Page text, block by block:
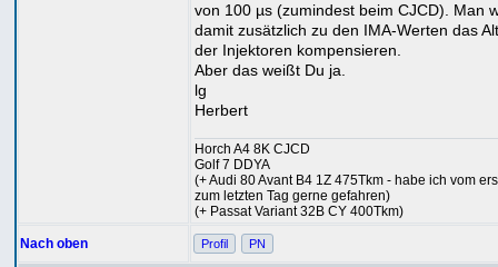
von 100 µs (zumindest beim CJCD). Man
damit zusätzlich zu den IMA-Werten das
der Injektoren kompensieren.
Aber das weißt Du ja.
lg
Herbert
Horch A4 8K CJCD
Golf 7 DDYA
(+ Audi 80 Avant B4 1Z 475Tkm - habe ich vom
zum letzten Tag gerne gefahren)
(+ Passat Variant 32B CY 400Tkm)
Nach oben Profil PN